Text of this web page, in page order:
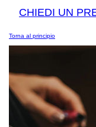
CHIEDI UN
Torna al principio